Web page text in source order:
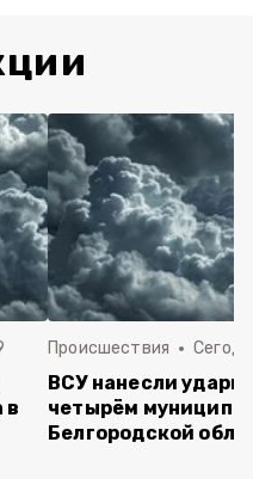
в
Происшествия
ВСУ нанесли удары
четырём
Белгородской